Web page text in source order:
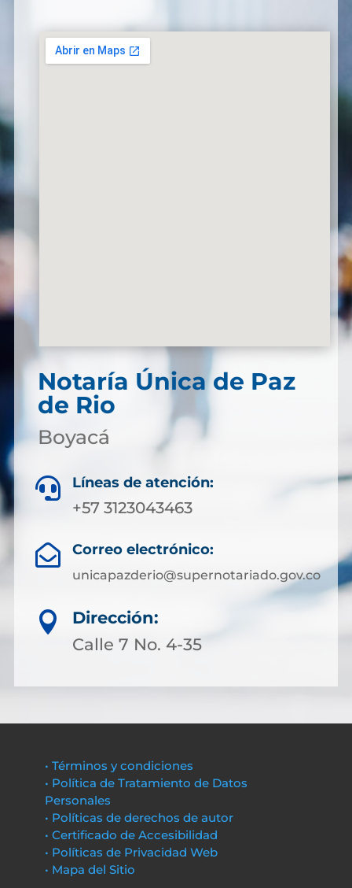
Notaría Única de Paz
de Rio
Boyacá
 Líneas de atención:
+57 3123043463
 Correo electrónico:
unicapazderio@supernotariado.gov.co

Dirección:
Calle 7 No. 4-35
• Términos y condiciones
• Política de Tratamiento de Datos
Personales
• Políticas de derechos de autor
• Certificado de Accesibilidad
• Políticas de Privacidad Web
• Mapa del Sitio